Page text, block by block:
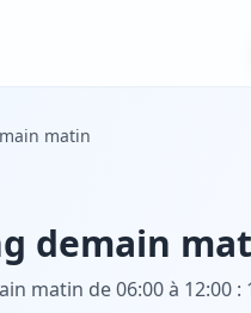
matin
demain
matin de 06:00 à 12:00 :